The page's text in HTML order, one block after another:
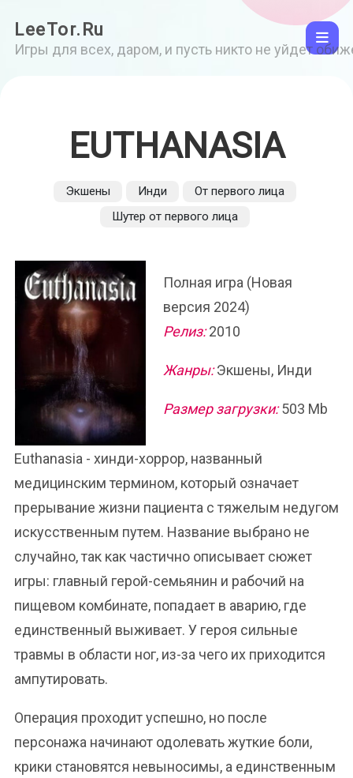
LeeTor.Ru
Игры для всех, даром, и пусть никто не уйдет
EUTHANASIA
Экшены Инди
От первого лица
Шутер от первого лица
Полная игра (Новая
версия 2024)
Релиз:2010
Жанры:Экшены, Инди
Размер загрузки:503 Mb
Euthanasia - хинди-хоррор, названный
медицинским термином, который означает
прерывание жизни пациента с тяжелым недугом
искусственным путем. Название выбрано не
случайно, так как частично описывает сюжет
игры: главный герой-семьянин и рабочий на
пищевом комбинате, попадает в аварию, где
единственный выживает. У героя сильные
травмы в области ног, из-за чего их приходится
ампутировать.
Операция проходит успешно, но после
персонажа начинают одолевать жуткие боли,
крики становятся невыносимы, а единственным